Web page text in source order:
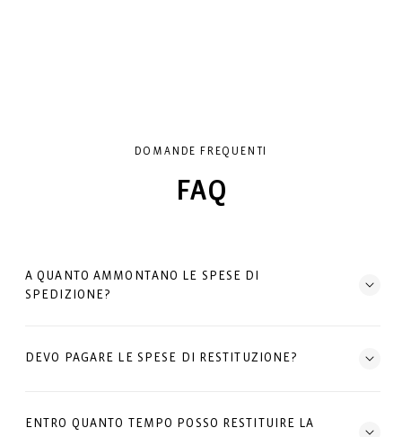
DOMANDE FREQUENTI
FAQ
A QUANTO AMMONTANO LE SPESE DI
SPEDIZIONE?
DEVO PAGARE LE SPESE DI RESTITUZIONE?
ENTRO QUANTO TEMPO POSSO RESTITUIRE LA